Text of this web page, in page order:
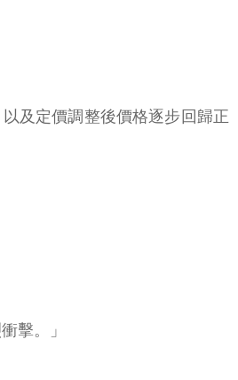
及定價調整後價格逐步回歸正
擊。」